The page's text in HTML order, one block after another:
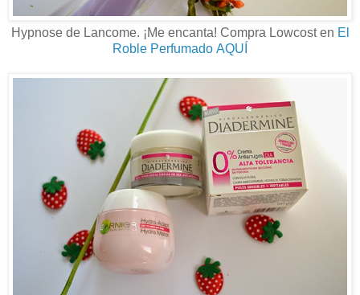
Hypnose de Lancome. ¡Me encanta! Compra Lowcost en El
Roble Perfumado AQUÍ